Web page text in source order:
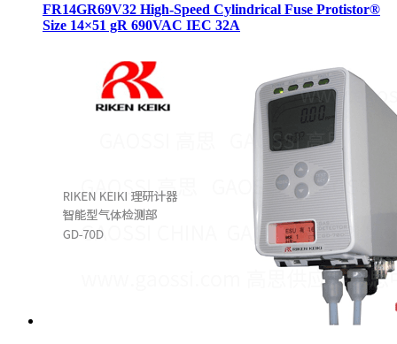
FR14GR69V32 High-Speed Cylindrical Fuse Protistor®
Size 14×51 gR 690VAC IEC 32A